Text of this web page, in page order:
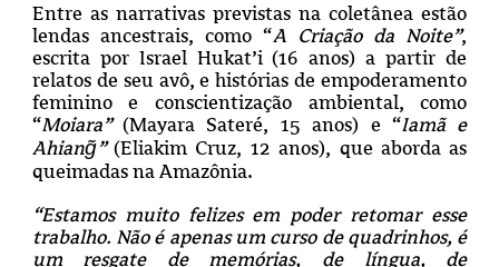
Entre as narrativas previstas na coletânea estão
lendas ancestrais, como “A Criação da Noite”,
escrita por Israel Hukat’i (16 anos) a partir de
relatos de seu avô, e histórias de empoderamento
feminino e conscientização ambiental, como
“Moiara”(Mayara Sateré, 15 anos) e “Iamã e
Ahiang̃”(Eliakim Cruz, 12 anos), que aborda as
queimadas na Amazônia.
“Estamos muito felizes em poder retomar esse
trabalho. Não é apenas um curso de quadrinhos, é
um resgate de memórias, de língua, de